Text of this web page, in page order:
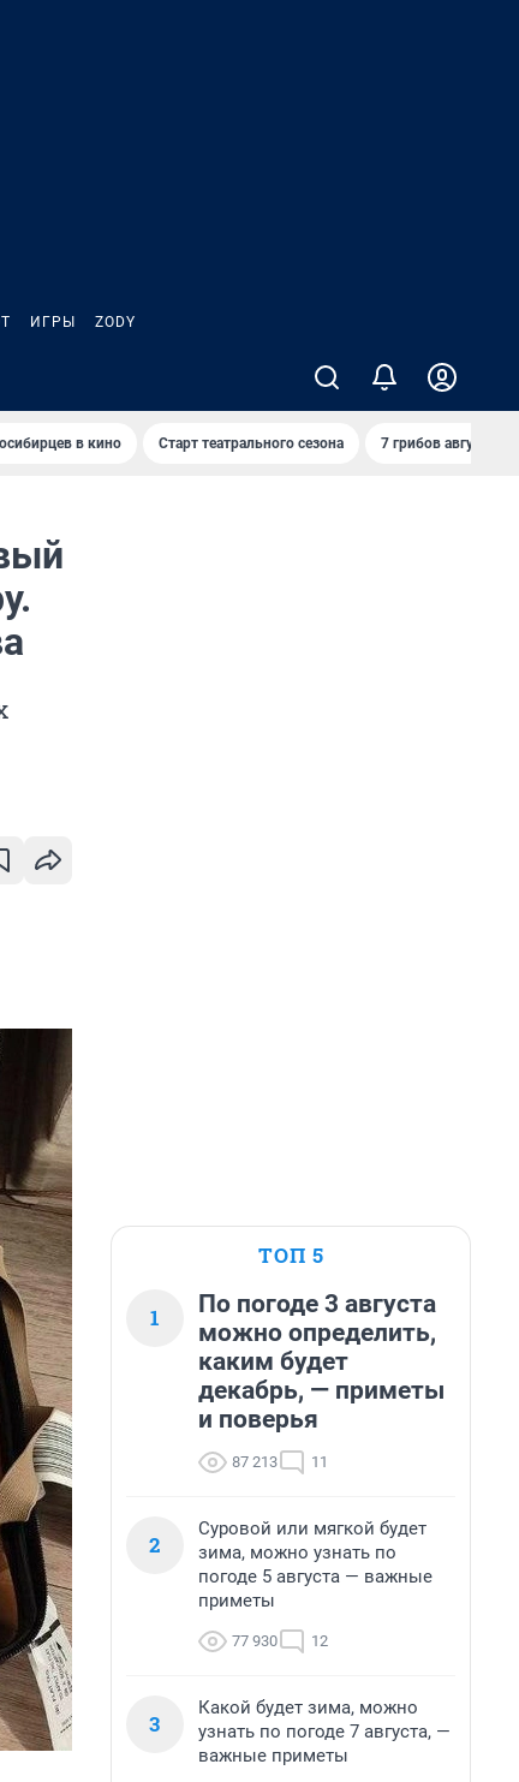
ИГРЫ ZODY
в кино Старт театрального сезона 7 грибов августа
ТОП 5
1
По погоде 3 августа
можно определить,
каким будет
декабрь, — приметы
и поверья
87 213 11
2
Суровой или мягкой будет
зима, можно узнать по
погоде 5 августа — важные
приметы
77 930 12
3
Какой будет зима, можно
узнать по погоде 7 августа, —
важные приметы